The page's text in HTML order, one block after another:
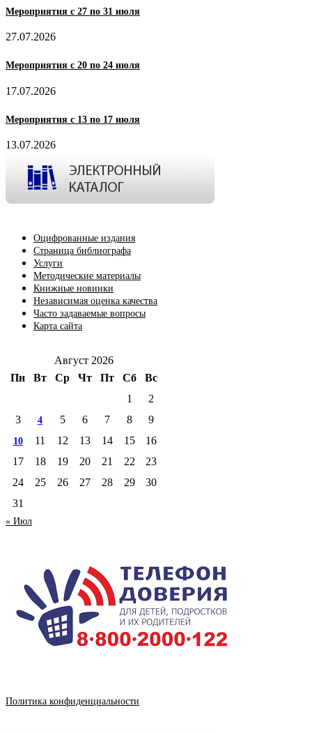
Мероприятия с 27 по 31 июля
27.07.2026
Мероприятия с 20 по 24 июля
17.07.2026
Мероприятия с 13 по 17 июля
13.07.2026
Оцифрованные издания
Страница библиографа
Услуги
Методические материалы
Книжные новинки
Независимая оценка качества
Часто задаваемые вопросы
Карта сайта
Август 2026
Пн
Вт Ср Чт Пт Сб
Вс
1
2
3
4 5 6 7 8 9
10 11 12 13 14 15
16
17
18 19 20 21 22
23
24
25 26 27 28 29
30
31
« Июл
Политика конфиденциальности